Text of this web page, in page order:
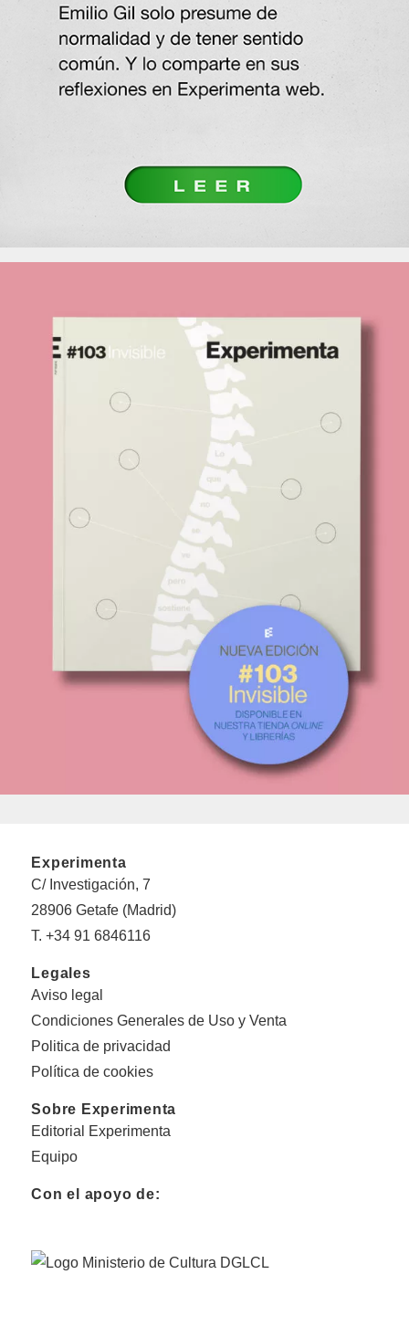
Experimenta
C/ Investigación, 7
28906 Getafe (Madrid)
T. +34 91 6846116
Legales
Aviso legal
Condiciones Generales de Uso y Venta
Politica de privacidad
Política de cookies
Sobre Experimenta
Editorial Experimenta
Equipo
Con el apoyo de: